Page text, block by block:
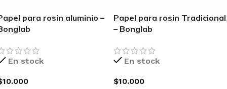
para rosin aluminio –
En stock
10.000
Papel para rosin Tradicional
– Bonglab
En stock
$10.000